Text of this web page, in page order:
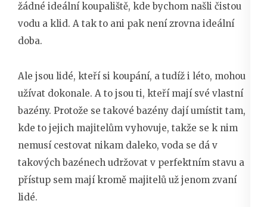
žádné ideální koupaliště, kde bychom našli čistou
vodu a klid. A tak to ani pak není zrovna ideální
doba.
Ale jsou lidé, kteří si koupání, a tudíž i léto, mohou
užívat dokonale. A to jsou ti, kteří mají své vlastní
bazény. Protože se takové bazény dají umístit tam,
kde to jejich majitelům vyhovuje, takže se k nim
nemusí cestovat nikam daleko, voda se dá v
takových bazénech udržovat v perfektním stavu a
přístup sem mají kromě majitelů už jenom zvaní
lidé.